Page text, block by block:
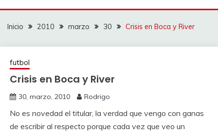
Inicio 2010 marzo 30 Crisis en Boca y River
futbol
Crisis en Boca y River
30, marzo, 2010 Rodrigo
No es novedad el titular, la verdad que vengo con ganas
de escribir al respecto porque cada vez que veo un